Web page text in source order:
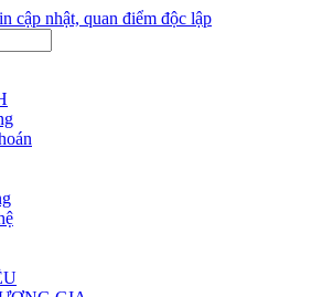
cập nhật, quan điểm độc lập